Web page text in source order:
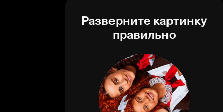
Разверните картинку
правильно